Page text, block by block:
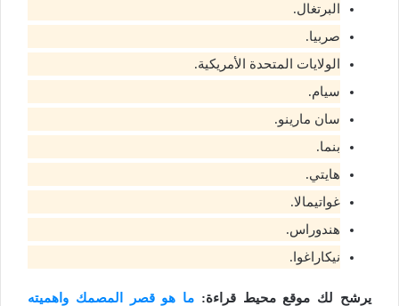
البرتغال.
صربيا.
الولايات المتحدة الأمريكية.
سيام.
سان مارينو.
بنما.
هايتي.
غواتيمالا.
هندوراس.
نيكاراغوا.
يرشح لك موقع محيط قراءة: ما هو قصر المصمك واهميته